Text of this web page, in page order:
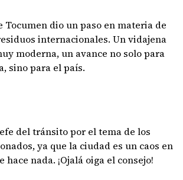
Tocumen dio un paso en materia de
internacionales. Un vidajena
moderna, un avance no solo para
sino para el país.
del tránsito por el tema de los
ya que la ciudad es un caos en
hace nada. ¡Ojalá oiga el consejo!